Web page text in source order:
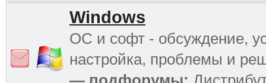
Windows
ОС и софт - обсуждение,
настройка, проблемы и